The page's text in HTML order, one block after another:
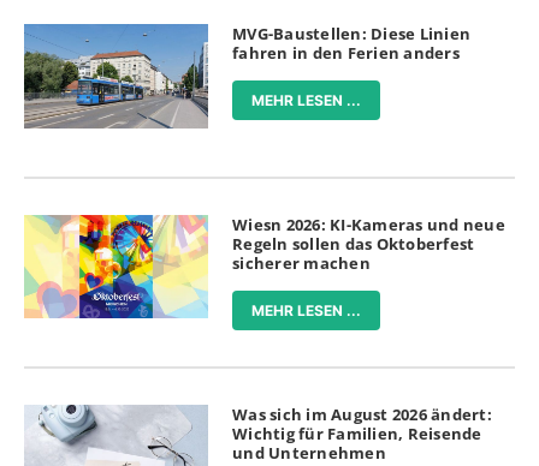
MVG-Baustellen: Diese Linien
fahren in den Ferien anders
MEHR LESEN ...
Wiesn 2026: KI-Kameras und neue
Regeln sollen das Oktoberfest
sicherer machen
MEHR LESEN ...
Was sich im August 2026 ändert:
Wichtig für Familien, Reisende
und Unternehmen